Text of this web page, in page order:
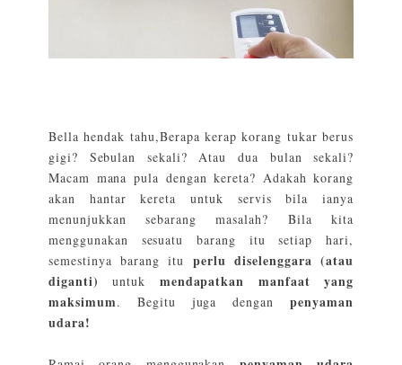
Bella hendak tahu,Berapa kerap korang tukar berus
gigi? Sebulan sekali? Atau dua bulan sekali?
Macam mana pula dengan kereta? Adakah korang
akan hantar kereta untuk servis bila ianya
menunjukkan sebarang masalah? Bila kita
menggunakan sesuatu barang itu setiap hari,
semestinya barang itu perlu diselenggara (atau
diganti) untuk mendapatkan manfaat yang
maksimum. Begitu juga denganpenyaman
udara!